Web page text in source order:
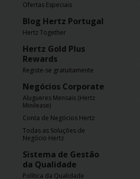
Ofertas Especiais
Blog Hertz Portugal
Hertz Together
Hertz Gold Plus
Rewards
Registe-se gratuitamente
Negócios Corporate
Alugueres Mensais (Hertz
Minilease)
Conta de Negócios Hertz
Todas as Soluções de
Negócio Hertz
Sistema de Gestão
da Qualidade
Política da Qualidade